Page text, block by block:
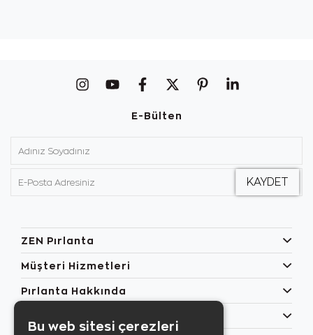
E-Bülten
ZEN Pırlanta
Müşteri Hizmetleri
Pırlanta Hakkında
Bu web sitesi çerezleri